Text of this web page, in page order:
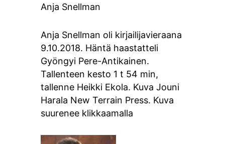
Anja Snellman
Anja Snellman oli kirjailijavieraana
9.10.2018. Häntä haastatteli
Gyöngyi Pere-Antikainen.
Tallenteen kesto 1 t 54 min,
tallenne Heikki Ekola. Kuva Jouni
Harala New Terrain Press. Kuva
suurenee klikkaamalla